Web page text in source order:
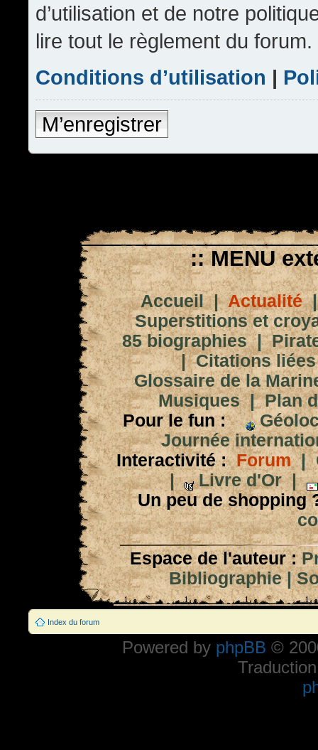
d’utilisation et de notre
lire tout le règlement du forum.
Conditions d’utilisation |
M’enregistrer
:: MENU
Accueil|Actualité
Superstitions et
85 biographies|
|Citations
Glossaire de la
Musiques|Plan
Pour le fun :
Journée
Interactivité : Forum|
|
Livre d'Or|
Un peu de shopping
Espace de l'auteur :
Bibliographie|
Index du forum
Powered by phpBB ©